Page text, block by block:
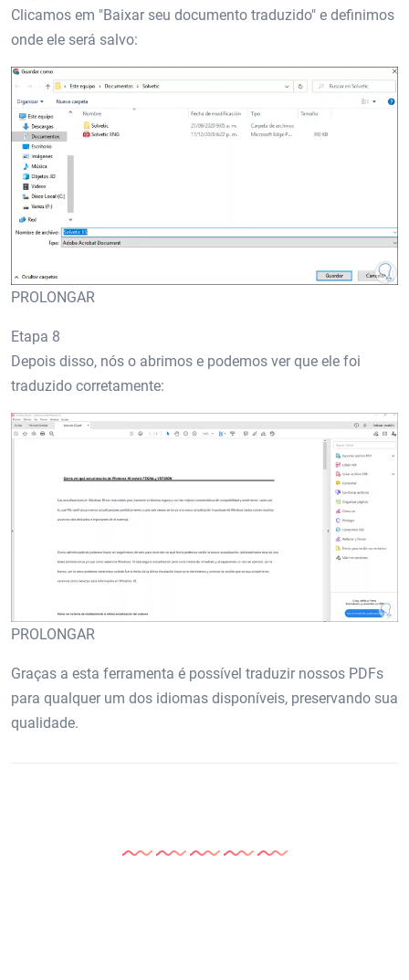
Clicamos em "Baixar seu documento traduzido" e definimos
onde ele será salvo:
PROLONGAR
Etapa 8
Depois disso, nós o abrimos e podemos ver que ele foi
traduzido corretamente:
PROLONGAR
Graças a esta ferramenta é possível traduzir nossos PDFs
para qualquer um dos idiomas disponíveis, preservando sua
qualidade.